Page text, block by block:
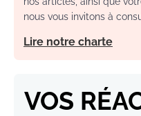
nous vous invitons à
Lire notre charte
VOS